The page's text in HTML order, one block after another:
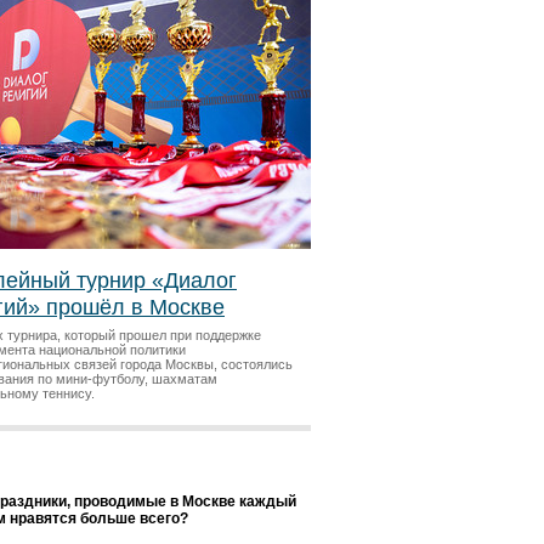
турнир «Диалог
прошёл в Москве
турнира, который прошел при поддержке
национальной политики
связей города Москвы, состоялись
по мини-футболу, шахматам
теннису.
проводимые в Москве каждый
нравятся больше всего?